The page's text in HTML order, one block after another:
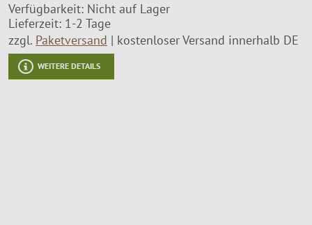
Verfügbarkeit: Nicht auf Lager
Lieferzeit: 1-2 Tage
zzgl. Paketversand kostenloser Versand innerhalb DE
WEITERE DETAILS